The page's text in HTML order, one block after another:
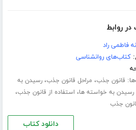
روابط
فاطمی راد
کتاب‌های روانشناسی
قانون جذب، مراحل قانون جذب،رسیدن به
رسیدن به خواسته ها، استفاده از قانون جذب،
جذب
دانلود کتاب